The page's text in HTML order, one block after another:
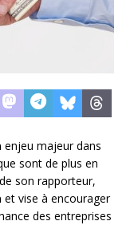
enjeu majeur dans
sont de plus en
son rapporteur,
vise à encourager
des entreprises